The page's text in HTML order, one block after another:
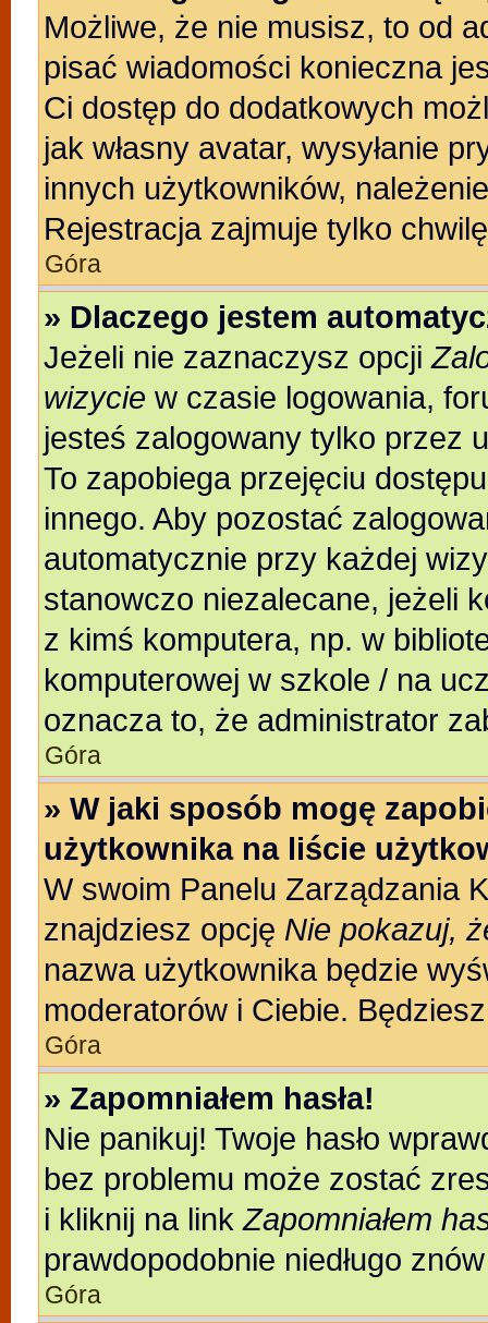
Możliwe, że nie musisz, to od
pisać wiadomości konieczna
Ci dostęp do dodatkowych
jak własny avatar, wysyłanie
innych użytkowników,
Rejestracja zajmuje tylko
Góra
» Dlaczego jestem
Jeżeli nie zaznaczysz opcji
wizycie w czasie logowania,
jesteś zalogowany tylko przez
To zapobiega przejęciu
innego. Aby pozostać
automatycznie przy każdej
stanowczo niezalecane, jeżeli
z kimś komputera, np. w
komputerowej w szkole / na
oznacza to, że administrator
Góra
» W jaki sposób mogę
użytkownika na liście
W swoim Panelu Zarządzania
znajdziesz opcję Nie pokazuj,
nazwa użytkownika będzie
moderatorów i Ciebie.
Góra
» Zapomniałem hasła!
Nie panikuj! Twoje hasło
bez problemu może zostać
i kliknij na linkZapomniałem
prawdopodobnie niedługo
Góra